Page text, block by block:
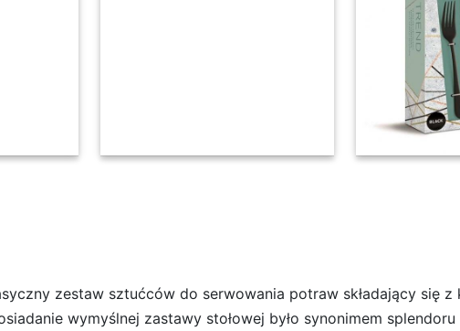
/ 6 os RETRO STYL / czarne / wieczysta
zestaw sztućców do serwowania potraw składający się z
wymyślnej zastawy stołowej było synonimem splendoru